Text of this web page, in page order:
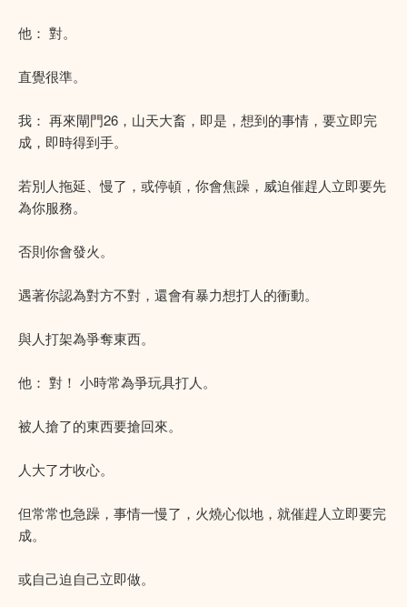
他： 對。
直覺很準。
我： 再來閘門26，山天大畜，即是，想到的事情，要立即完
成，即時得到手。
若別人拖延、慢了，或停頓，你會焦躁，威迫催趕人立即要先
為你服務。
否則你會發火。
遇著你認為對方不對，還會有暴力想打人的衝動。
與人打架為爭奪東西。
他： 對！ 小時常為爭玩具打人。
被人搶了的東西要搶回來。
人大了才收心。
但常常也急躁，事情一慢了，火燒心似地，就催趕人立即要完
成。
或自己迫自己立即做。